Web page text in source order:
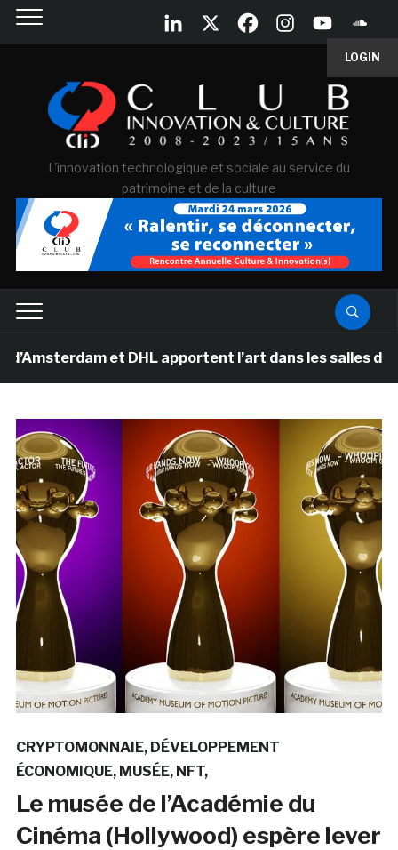
LOGIN
L'innovation technologique et sociale au service du
patrimoine et de la culture
et DHL apportent l’art dans les salles de classe
CRYPTOMONNAIE DÉVELOPPEMENT
ÉCONOMIQUE MUSÉE NFT
Le musée de l’Académie du
Cinéma (Hollywood) espère lever